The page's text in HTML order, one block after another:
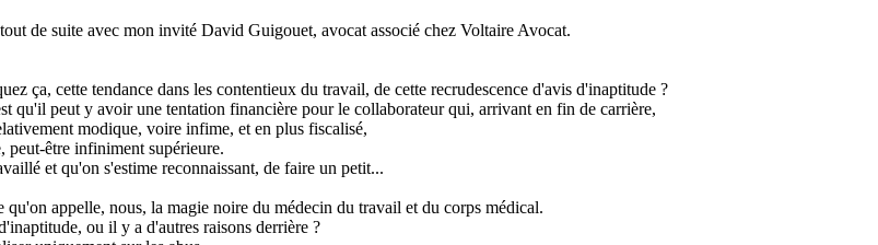
de suite avec mon invité David Guigouet, avocat associé chez Voltaire Avocat.
ça, cette tendance dans les contentieux du travail, de cette recrudescence d'avis d'inaptitude ?
qu'il peut y avoir une tentation financière pour le collaborateur qui, arrivant en fin de carrière,
modique, voire infime, et en plus fiscalisé,
peut-être infiniment supérieure.
et qu'on s'estime reconnaissant, de faire un petit...
appelle, nous, la magie noire du médecin du travail et du corps médical.
ou il y a d'autres raisons derrière ?